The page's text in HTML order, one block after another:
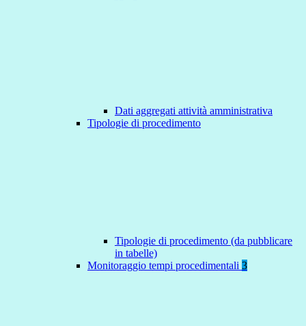
Dati aggregati attività amministrativa
Tipologie di procedimento
Tipologie di procedimento (da pubblicare
in tabelle)
Monitoraggio tempi procedimentali 3